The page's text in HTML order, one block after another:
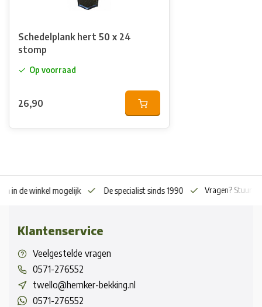
Schedelplank hert 50 x 24
stomp
Op voorraad
26,90
in de winkel mogelijk De specialist sinds 1990 Vragen? Stuur
Klantenservice
Veelgestelde vragen
0571-276552
twello@hemker-bekking.nl
0571-276552